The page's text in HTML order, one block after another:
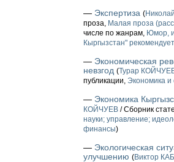
— Экспертиза (
проза, Малая проза
числе по жанрам, Юмор,
Кыргызстан"
— Экономическая
невзгод (Турар
публикации, Экономика
— Экономика
КОЙЧУЕВ / Сборник
науки; управление;
финансы)
— Экологическая
улучшению (Виктор